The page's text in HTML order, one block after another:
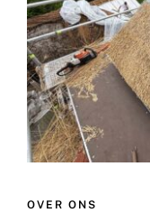
OVER ONS